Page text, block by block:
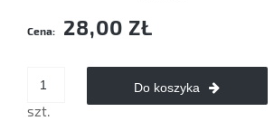
Cena: 28,00 ZŁ
szt.
Do koszyka